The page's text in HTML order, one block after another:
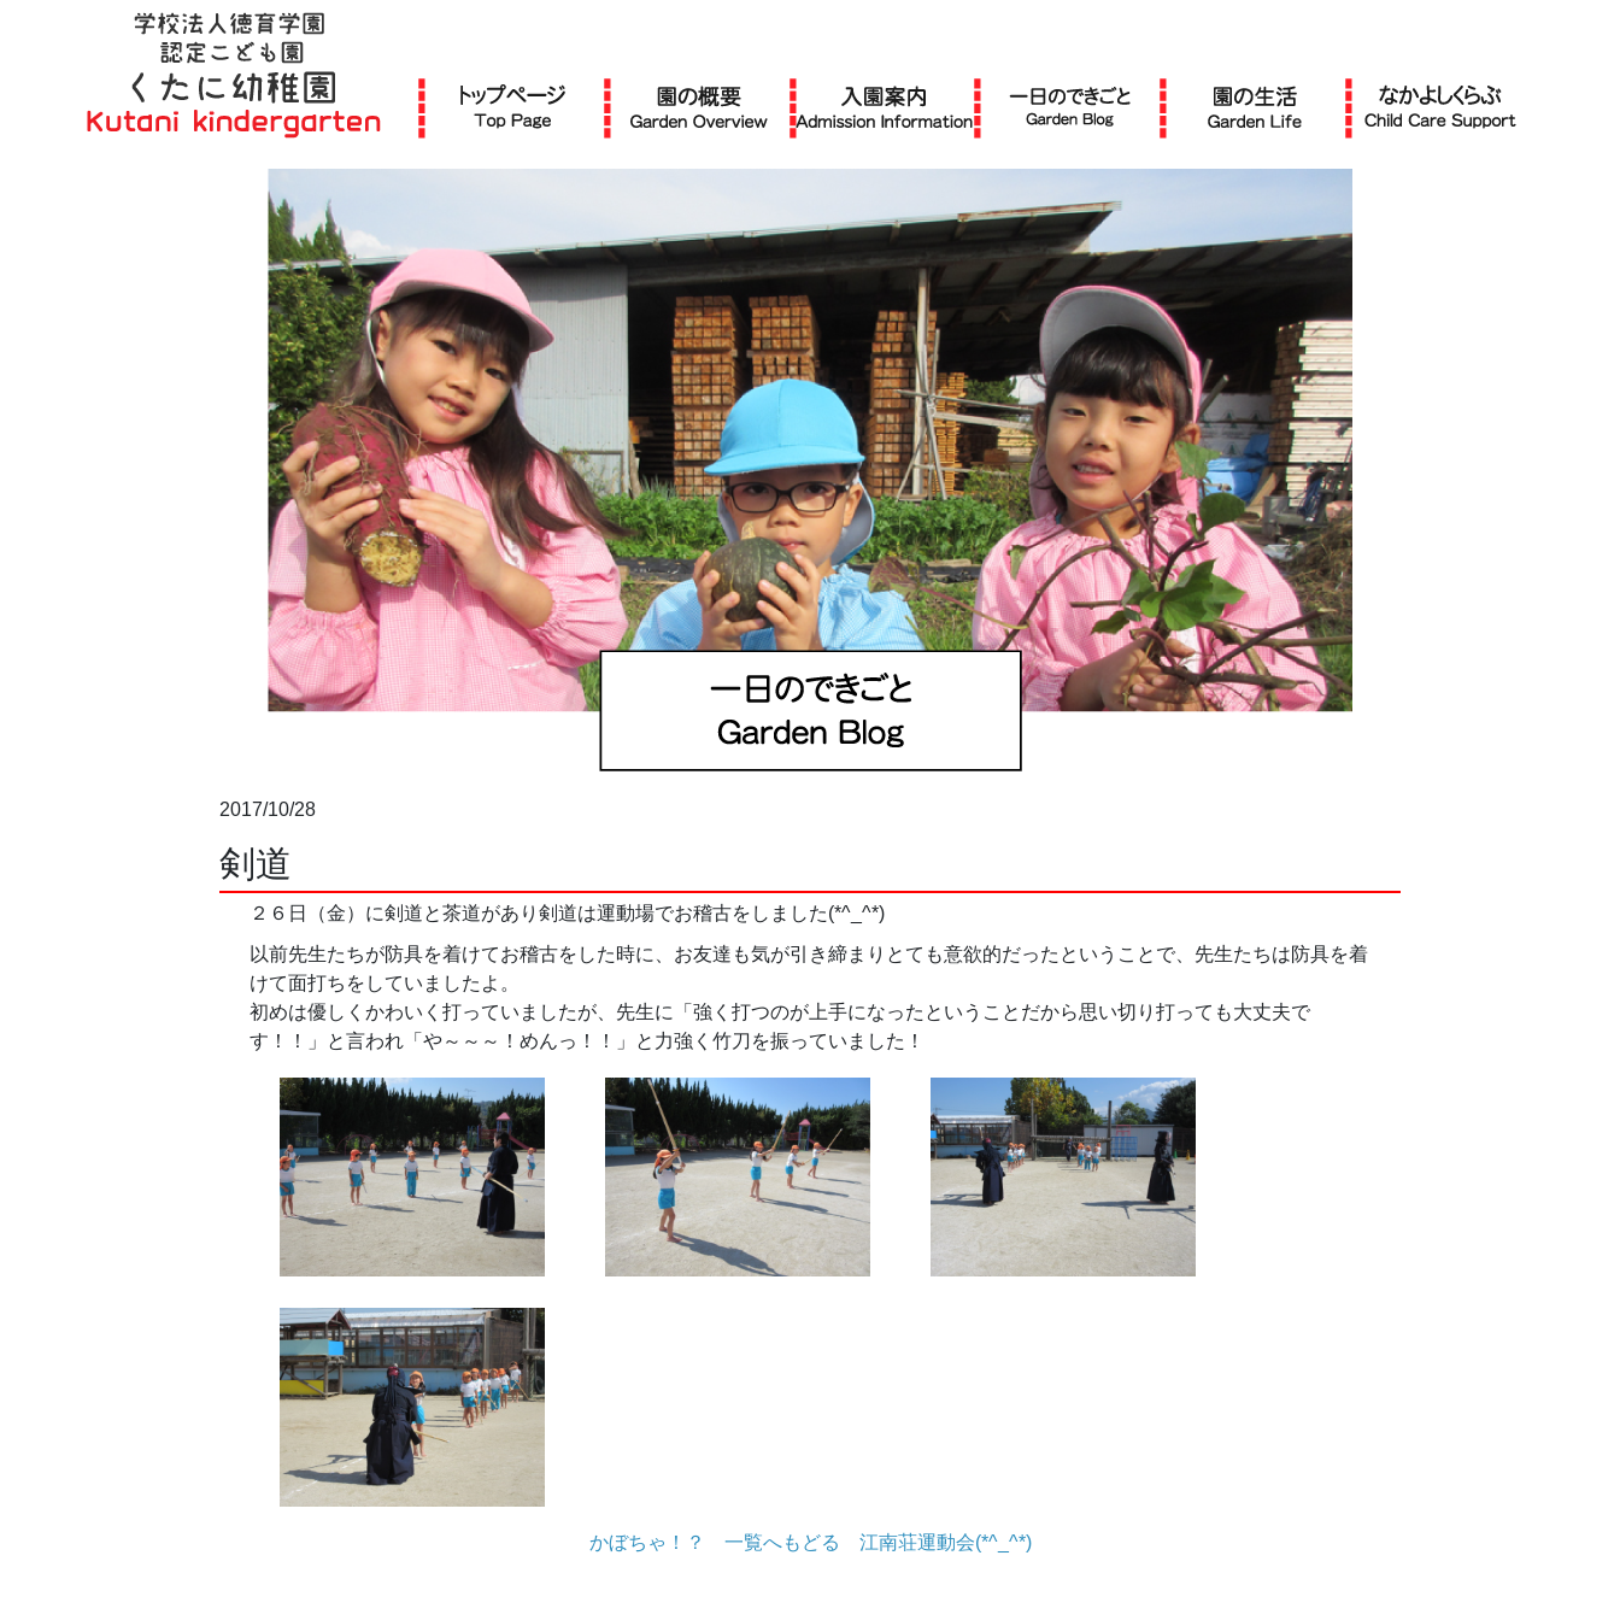
2017/10/28
剣道
２６日（金）に剣道と茶道があり剣道は運動場でお稽古をしました(*^_^*)
以前先生たちが防具を着けてお稽古をした時に、お友達も気が引き締まりとても意欲的だったということで、先生たちは防具を着
けて面打ちをしていましたよ。
初めは優しくかわいく打っていましたが、先生に「強く打つのが上手になったということだから思い切り打っても大丈夫で
す！！」と言われ「や～～～！めんっ！！」と力強く竹刀を振っていました！
かぼちゃ！？ 一覧へもどる 江南荘運動会(*^_^*)